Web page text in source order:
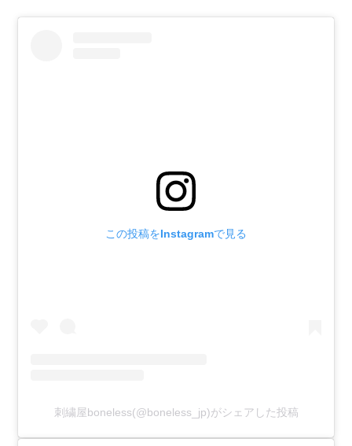
この投稿をInstagramで見る
刺繍屋boneless(@boneless_jp)がシェアした投稿